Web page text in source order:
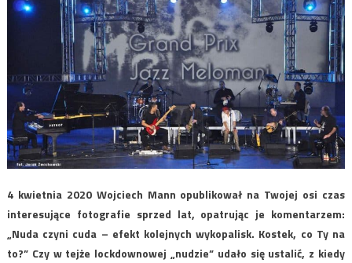
4 kwietnia 2020 Wojciech Mann opublikował na Twojej osi czas
interesujące fotografie sprzed lat, opatrując je komentarzem:
„Nuda czyni cuda – efekt kolejnych wykopalisk. Kostek, co Ty na
to?” Czy w tejże lockdownowej „nudzie” udało się ustalić, z kiedy